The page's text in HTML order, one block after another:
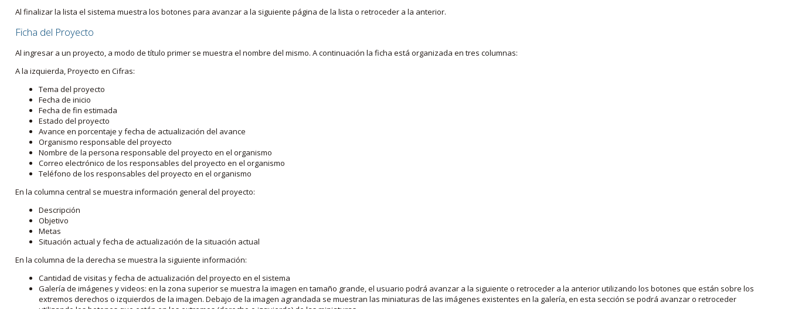
Al finalizar la lista el sistema muestra los botones para avanzar a la siguiente página de la lista o retroceder a la anterior.
Ficha del Proyecto
Al ingresar a un proyecto, a modo de título primer se muestra el nombre del mismo. A continuación la ficha está organizada en tres columnas:
A la izquierda, Proyecto en Cifras:
Tema del proyecto
Fecha de inicio
Fecha de fin estimada
Estado del proyecto
Avance en porcentaje y fecha de actualización del avance
Organismo responsable del proyecto
Nombre de la persona responsable del proyecto en el organismo
Correo electrónico de los responsables del proyecto en el organismo
Teléfono de los responsables del proyecto en el organismo
En la columna central se muestra información general del proyecto:
Descripción
Objetivo
Metas
Situación actual y fecha de actualización de la situación actual
En la columna de la derecha se muestra la siguiente información:
Cantidad de visitas y fecha de actualización del proyecto en el sistema
Galería de imágenes y videos: en la zona superior se muestra la imagen en tamaño grande, el usuario podrá avanzar a la siguiente o retroceder a la anterior utilizando los botones que están sobre los
extremos derechos o izquierdos de la imagen. Debajo de la imagen agrandada se muestran las miniaturas de las imágenes existentes en la galería, en esta sección se podrá avanzar o retroceder